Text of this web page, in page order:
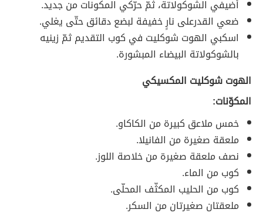
أضيفي الشوكولاتة، ثمّ حرّكي المكونات من جديد.
ضعي القدرعلى نارٍ خفيفة لبضع دقائق حتّى يغلي.
اسكبي الهوت شوكليت في كوب التقديم ثمّ زينيه
بالشوكولاتة البيضاء المبشورة.
الهوت شوكليت المكسيكي
المكوّنات:
خمس ملاعق كبيرة من الكاكاو.
ملعقة صغيرة من الفانيلا.
نصف ملعقة صغيرة من خلاصة اللوز.
كوب من الماء.
كوب من الحليب المكثّف المحلّى.
ملعقتان صغيرتان من السكر.